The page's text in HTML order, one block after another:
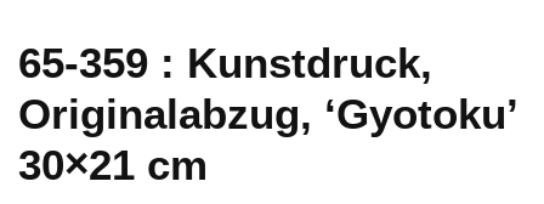
65-359 : Kunstdruck,
Originalabzug, ‘Gyotoku’
30×21 cm